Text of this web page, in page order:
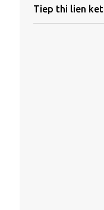
Tiep thi lien ket